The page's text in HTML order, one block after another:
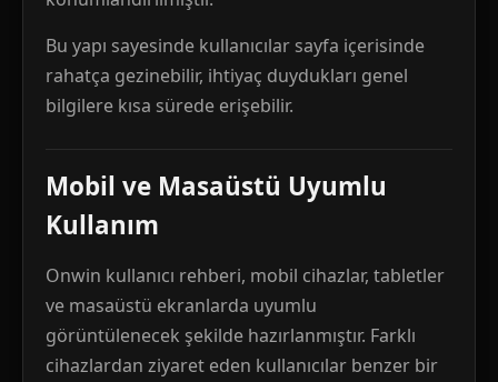
Bu yapı sayesinde kullanıcılar sayfa içerisinde
rahatça gezinebilir, ihtiyaç duydukları genel
bilgilere kısa sürede erişebilir.
Mobil ve Masaüstü Uyumlu
Kullanım
Onwin kullanıcı rehberi, mobil cihazlar, tabletler
ve masaüstü ekranlarda uyumlu
görüntülenecek şekilde hazırlanmıştır. Farklı
cihazlardan ziyaret eden kullanıcılar benzer bir